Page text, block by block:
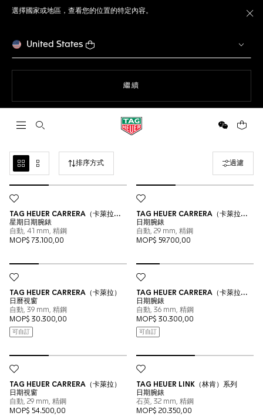
選擇國家或地區，查看您的位置的特定內容。
United States
繼續
開啟搜尋 微信 您的